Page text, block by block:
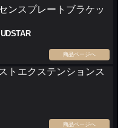
ンスプレートブラケッ
商品ページへ
トエクステンションス
商品ページへ